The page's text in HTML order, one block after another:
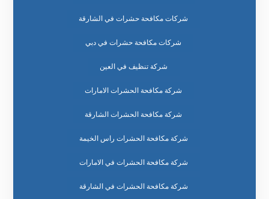
شركات مكافحة حشرات في الشارقة
شركات مكافحة حشرات في دبي
شركة تنظيف في العين
شركة مكافحة الحشرات الامارات
شركة مكافحة الحشرات الشارقة
شركة مكافحة الحشرات راس الخيمة
شركة مكافحة الحشرات في الامارات
شركة مكافحة الحشرات في الشارقة